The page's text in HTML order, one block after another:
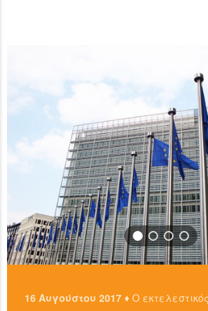
READ MORE
16 Αυγούστου 2017 ♦ Ο